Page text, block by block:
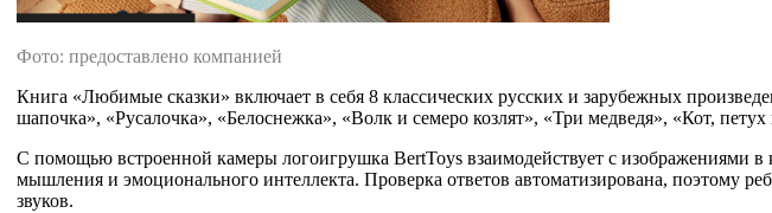
Фото: предоставлено компанией
Книга «Любимые сказки» включает в себя 8 классических русских и зарубежных
шапочка», «Русалочка», «Белоснежка», «Волк и семеро козлят», «Три медведя», «Кот, петух
С помощью встроенной камеры логоигрушка BertToys взаимодействует с изображениями в
мышления и эмоционального интеллекта. Проверка ответов автоматизирована, поэтому
звуков.